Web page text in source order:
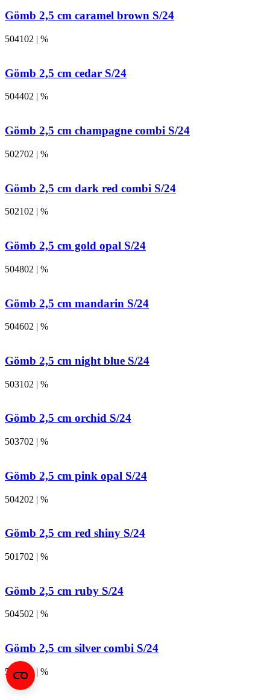
Gömb 2,5 cm caramel brown S/24
504102 | %
Gömb 2,5 cm cedar S/24
504402 | %
Gömb 2,5 cm champagne combi S/24
502702 | %
Gömb 2,5 cm dark red combi S/24
502102 | %
Gömb 2,5 cm gold opal S/24
504802 | %
Gömb 2,5 cm mandarin S/24
504602 | %
Gömb 2,5 cm night blue S/24
503102 | %
Gömb 2,5 cm orchid S/24
503702 | %
Gömb 2,5 cm pink opal S/24
504202 | %
Gömb 2,5 cm red shiny S/24
501702 | %
Gömb 2,5 cm ruby S/24
504502 | %
Gömb 2,5 cm silver combi S/24
501202 | %